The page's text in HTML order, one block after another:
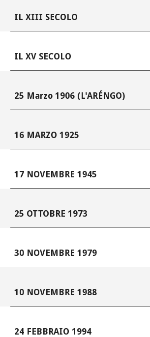
IL XIII SECOLO
IL XV SECOLO
25 Marzo 1906 (L'ARÉNGO)
16 MARZO 1925
17 NOVEMBRE 1945
25 OTTOBRE 1973
30 NOVEMBRE 1979
10 NOVEMBRE 1988
24 FEBBRAIO 1994